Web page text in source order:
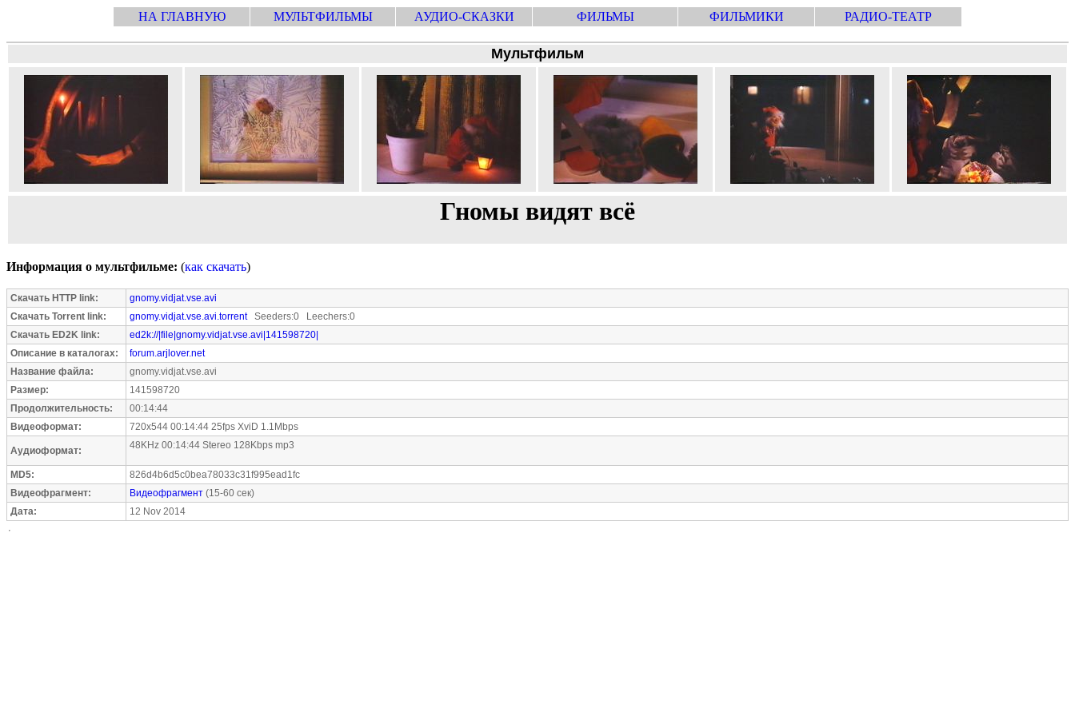
НА ГЛАВНУЮ МУЛЬТФИЛЬМЫ АУДИО-СКАЗКИ ФИЛЬМЫ ФИЛЬМИКИ РАДИО-ТЕАТР
Мультфильм
Гномы видят всё
Информация о мультфильме: (как скачать)
Скачать HTTP link:
gnomy.vidjat.vse.avi
Скачать Torrent link:
gnomy.vidjat.vse.avi.torrentSeeders:0 Leechers:0
Скачать ED2K link:
ed2k://|file|gnomy.vidjat.vse.avi|141598720|
Описание в каталогах:
forum.arjlover.net
Название файла:
gnomy.vidjat.vse.avi
Размер:
141598720
Продолжительность:
00:14:44
Видеоформат:
720x544 00:14:44 25fps XviD 1.1Mbps
Аудиоформат: 48KHz 00:14:44 Stereo 128Kbps mp3
MD5:
826d4b6d5c0bea78033c31f995ead1fc
Видеофрагмент:
Видеофрагмент (15-60 сек)
Дата:
12 Nov 2014